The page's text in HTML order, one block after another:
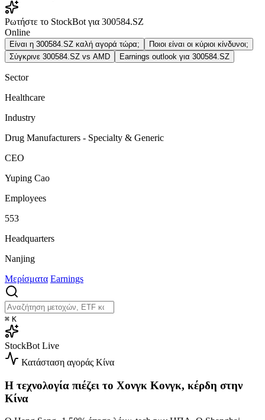
Ρωτήστε το StockBot για 300584.SZ
Online
Είναι η 300584.SZ καλή αγορά τώρα;
Ποιοι είναι οι κύριοι κίνδυνοι;
Σύγκρινε 300584.SZ vs AMD
Earnings outlook για 300584.SZ
Sector
Healthcare
Industry
Drug Manufacturers - Specialty & Generic
CEO
Yuping Cao
Employees
553
Headquarters
Nanjing
Μερίσματα Earnings
⌘ K
StockBot Live
Κατάσταση αγοράς Κίνα
Η τεχνολογία πιέζει το Χονγκ Κονγκ, κέρδη στην
Κίνα